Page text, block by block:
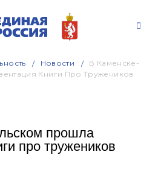
Новости
В Каменске-
Книги Про Тружеников
прошла
про тружеников